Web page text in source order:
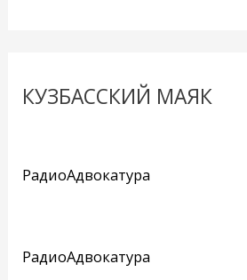
КУЗБАССКИЙ МАЯК
РадиоАдвокатура
РадиоАдвокатура